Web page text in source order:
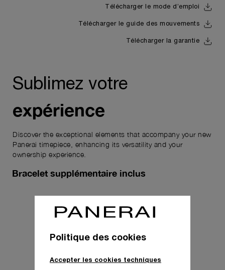
Télécharger le mode d’emploi
Télécharger le guide des mouvements
Télécharger la garantie
Sublimez votre
expérience
Discover the exceptional elements that accompany your new
Panerai timepiece, enhancing its versatility and your
ownership experience.
Bracelet supplémentaire inclus
Politique des cookies
Accepter les cookies techniques